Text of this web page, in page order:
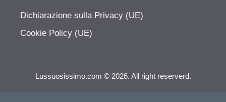
Dichiarazione sulla Privacy (UE)
Cookie Policy (UE)
Lussuosissimo.com © 2026. All right reserverd.